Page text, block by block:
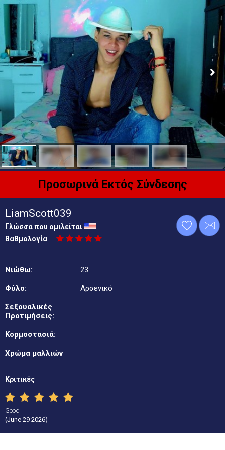
Προσωρινά Εκτός Σύνδεσης
LiamScott039
Γλώσσα που ομιλείται
Βαθμολογία
Νιώθω: 23
Φύλο: Αρσενικό
Σεξουαλικές
Προτιμήσεις:
Κορμοστασιά:
Χρώμα μαλλιών
Κριτικές
Good
(June 29 2026)